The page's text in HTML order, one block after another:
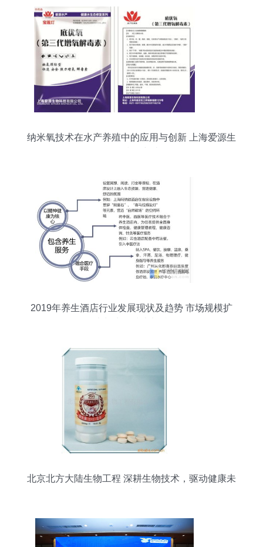
纳米氧技术在水产养殖中的应用与创新 上海爱源生
2019年养生酒店行业发展现状及趋势 市场规模扩
北京北方大陆生物工程 深耕生物技术，驱动健康未